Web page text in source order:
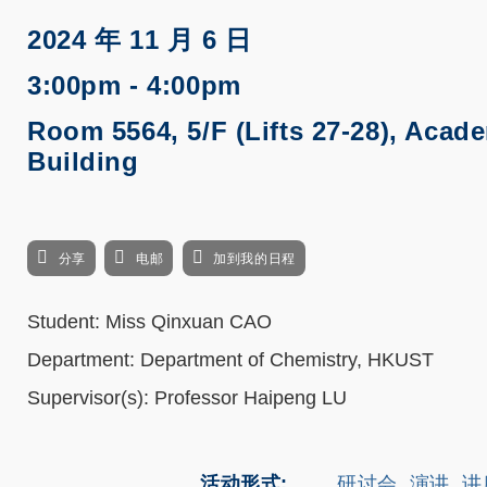
2024 年 11 月 6 日
3:00pm - 4:00pm
Room 5564, 5/F (Lifts 27-28),
Building
分享 电邮 加到我的日程
Student: Miss Qinxuan CAO
Department: Department of Chemistry, HKUST
Supervisor(s): Professor Haipeng LU